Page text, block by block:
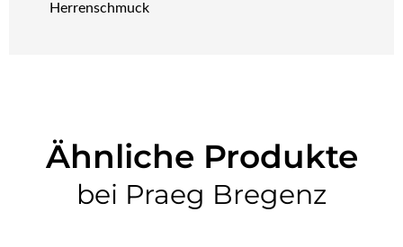
Herrenschmuck
Ähnliche Produkte
bei Praeg Bregenz